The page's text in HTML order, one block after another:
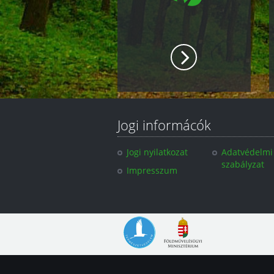
Jogi informácók
Jogi nyilatkozat
Adatvédelmi
szabályzat
Impresszum